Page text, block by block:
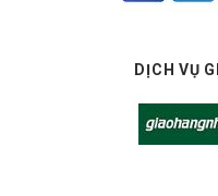
DỊCH VỤ